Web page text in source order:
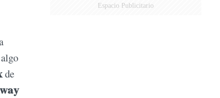
de
Espacio Publicitario